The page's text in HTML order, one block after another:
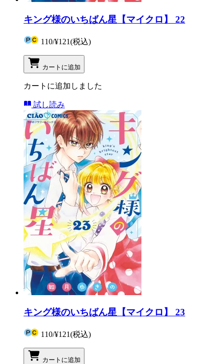
キング様のいちばん星【マイクロ】 22
110/¥121(税込)
カートに追加
カートに追加しました
試し読み
キング様のいちばん星【マイクロ】 23
110/¥121(税込)
カートに追加